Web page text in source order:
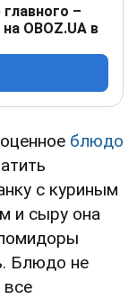
–
OBOZ.UA в
блюдо
с куриным
и сыру она
Блюдо не
все